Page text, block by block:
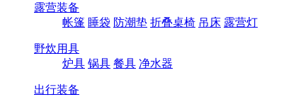
露营装备
帐篷 睡袋 防潮垫 折叠桌椅 吊床 露营灯
野炊用具
炉具 锅具 餐具 净水器
出行装备